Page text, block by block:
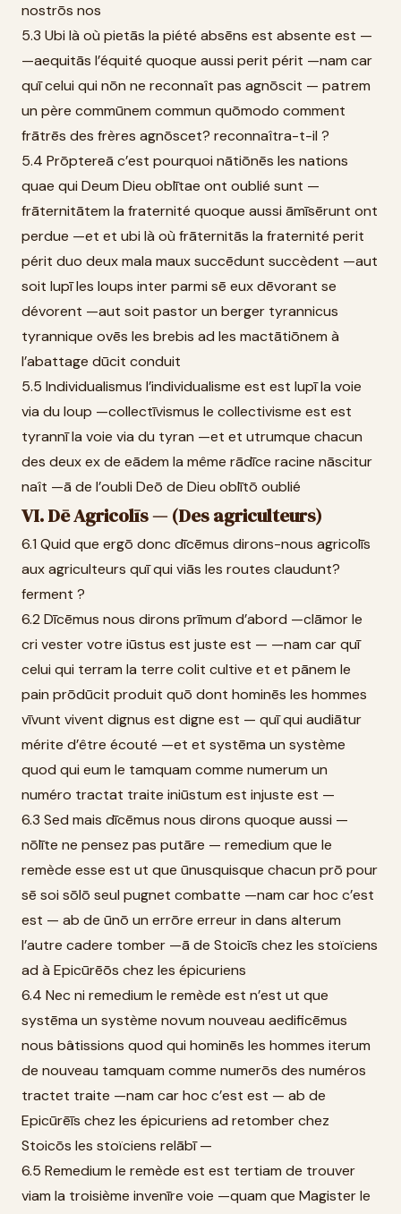
nostrōs nos
5.3 Ubi là où pietās la piété absēns est absente est —
—aequitās l’équité quoque aussi perit périt —nam car
quī celui qui nōn ne reconnaît pas agnōscit — patrem
un père commūnem commun quōmodo comment
frātrēs des frères agnōscet? reconnaîtra-t-il ?
5.4 Prōptereā c’est pourquoi nātiōnēs les nations
quae qui Deum Dieu oblītae ont oublié sunt —
frāternitātem la fraternité quoque aussi āmīsērunt ont
perdue —et et ubi là où frāternitās la fraternité perit
périt duo deux mala maux succēdunt succèdent —aut
soit lupī les loups inter parmi sē eux dēvorant se
dévorent —aut soit pastor un berger tyrannicus
tyrannique ovēs les brebis ad les mactātiōnem à
l’abattage dūcit conduit
5.5 Individualismus l’individualisme est est lupī la voie
via du loup —collectīvismus le collectivisme est est
tyrannī la voie via du tyran —et et utrumque chacun
des deux ex de eādem la même rādīce racine nāscitur
naît —ā de l’oubli Deō de Dieu oblītō oublié
VI. Dē Agricolīs — (Des agriculteurs)
6.1 Quid que ergō donc dīcēmus dirons-nous agricolīs
aux agriculteurs quī qui viās les routes claudunt?
ferment ?
6.2 Dīcēmus nous dirons prīmum d’abord —clāmor le
cri vester votre iūstus est juste est — —nam car quī
celui qui terram la terre colit cultive et et pānem le
pain prōdūcit produit quō dont hominēs les hommes
vīvunt vivent dignus est digne est — quī qui audiātur
mérite d’être écouté —et et systēma un système
quod qui eum le tamquam comme numerum un
numéro tractat traite iniūstum est injuste est —
6.3 Sed mais dīcēmus nous dirons quoque aussi —
nōlīte ne pensez pas putāre — remedium que le
remède esse est ut que ūnusquisque chacun prō pour
sē soi sōlō seul pugnet combatte —nam car hoc c’est
est — ab de ūnō un errōre erreur in dans alterum
l’autre cadere tomber —ā de Stoicīs chez les stoïciens
ad à Epicūrēōs chez les épicuriens
6.4 Nec ni remedium le remède est n’est ut que
systēma un système novum nouveau aedificēmus
nous bâtissions quod qui hominēs les hommes iterum
de nouveau tamquam comme numerōs des numéros
tractet traite —nam car hoc c’est est — ab de
Epicūrēīs chez les épicuriens ad retomber chez
Stoicōs les stoïciens relābī —
6.5 Remedium le remède est est tertiam de trouver
viam la troisième invenīre voie —quam que Magister le